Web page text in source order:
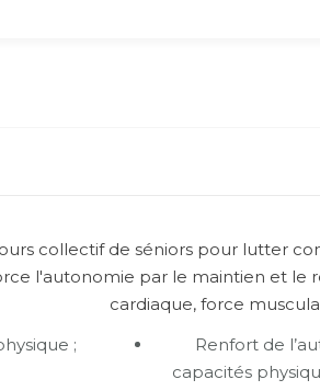
collectif de séniors pour lutter
l'autonomie par le maintien et le
cardiaque, force
;
Renfort de
capacités